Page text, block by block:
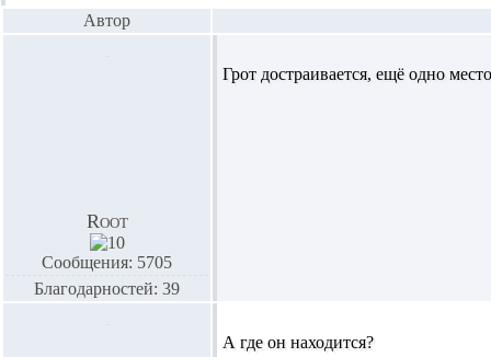
Автор
Root
Сообщения: 5705
Благодарностей: 39
Грот достраивается, ещё одно
А где он находится?